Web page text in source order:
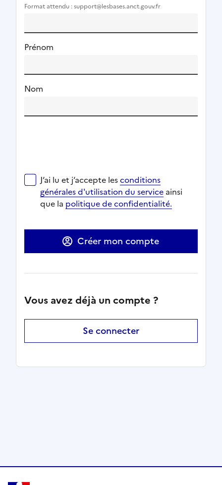
Format attendu : support@lesbases.anct.gouv.fr
Prénom
Nom
J‘ai lu et j‘accepte lesconditions générales
Ouverture dans un nouvel onglet
Ouverture dans un nouvel onglet
J‘ai lu et j‘accepte lesconditions
générales d'utilisation du service
Ouverture dans un nouvel onglet
ainsi
que la politique de confidentialité.
Créer mon compte
Vous avez déjà un compte ?
Se connecter